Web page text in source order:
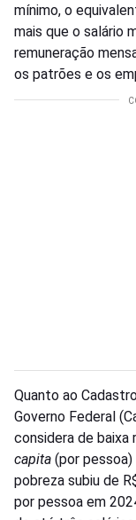
mínimo, o
mais que o salário
remuneração
os patrões e os
Quanto ao
Governo Federal
considera de baixa
capita (por pessoa)
pobreza subiu de
por pessoa em